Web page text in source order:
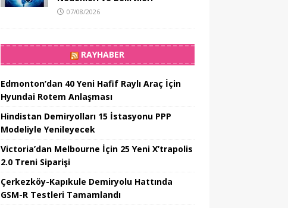
07/08/2026
RAYHABER
Edmonton’dan 40 Yeni Hafif Raylı Araç İçin
Hyundai Rotem Anlaşması
Hindistan Demiryolları 15 İstasyonu PPP
Modeliyle Yenileyecek
Victoria’dan Melbourne İçin 25 Yeni X’trapolis
2.0 Treni Siparişi
Çerkezköy-Kapıkule Demiryolu Hattında
GSM-R Testleri Tamamlandı